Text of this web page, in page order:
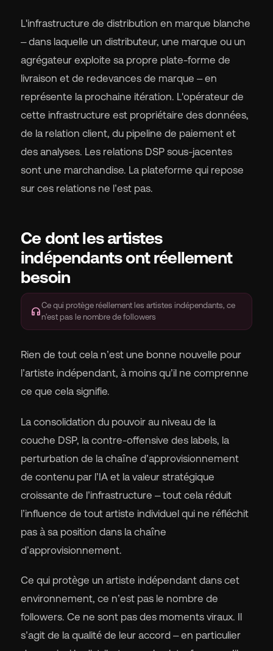
L'infrastructure de distribution en marque blanche
– dans laquelle un distributeur, une marque ou un
agrégateur exploite sa propre plate-forme de
livraison et de redevances de marque – en
représente la prochaine itération. L'opérateur de
cette infrastructure est propriétaire des données,
de la relation client, du pipeline de paiement et
des analyses. Les relations DSP sous-jacentes
sont une marchandise. La plateforme qui repose
sur ces relations ne l’est pas.
Ce dont les artistes
indépendants ont réellement
besoin
headphonesCe qui protège réellement les artistes indépendants, ce
n'est pas le nombre de followers
Rien de tout cela n’est une bonne nouvelle pour
l’artiste indépendant, à moins qu’il ne comprenne
ce que cela signifie.
La consolidation du pouvoir au niveau de la
couche DSP, la contre-offensive des labels, la
perturbation de la chaîne d’approvisionnement
de contenu par l’IA et la valeur stratégique
croissante de l’infrastructure – tout cela réduit
l’influence de tout artiste individuel qui ne réfléchit
pas à sa position dans la chaîne
d’approvisionnement.
Ce qui protège un artiste indépendant dans cet
environnement, ce n’est pas le nombre de
followers. Ce ne sont pas des moments viraux. Il
s’agit de la qualité de leur accord – en particulier